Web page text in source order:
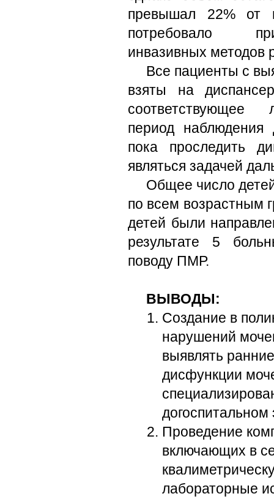
превышал 22% от
потребовало
инвазивных методов
Все пациенты с
взяты на
соответствующее
период
пока проследить
являться задачей
Общее число
по всем возрастным
детей были
результате 5
поводу ПМР.
ВЫВОДЫ:
Создание в
нарушений
выявлять
дисфункции
догоспитальном
Проведение
включающих в
лабораторные